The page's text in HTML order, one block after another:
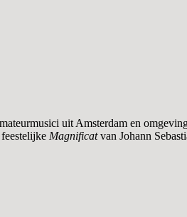
uit Amsterdam en
Magnificatvan Johann